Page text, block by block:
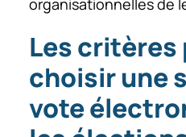
organisationnelles de
Les critères
choisir une
vote